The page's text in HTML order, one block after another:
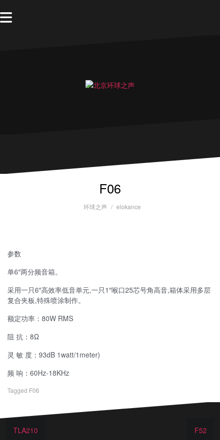
F06
环球之声 elokance
参数
单6″两分频音箱。
采用一只6″高效率低音单元,一只1″喉口25芯号角高音,箱体采用多层
复合夹板,特殊喷涂制作。
额定功率：80W RMS
阻 抗：8Ω
灵 敏 度：93dB 1watt/1meter)
频 响：60Hz-18KHz
Tagged F06
TLA210 F52